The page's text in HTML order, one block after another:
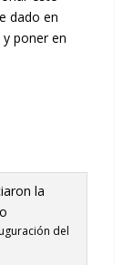
dado en
y poneren
del